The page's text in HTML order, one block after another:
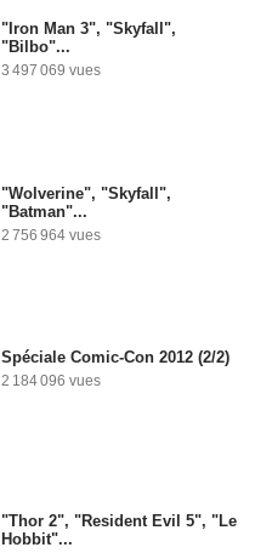
"Iron Man 3", "Skyfall",
"Bilbo"...
3 497 069 vues
"Wolverine", "Skyfall",
"Batman"...
2 756 964 vues
Spéciale Comic-Con 2012 (2/2)
2 184 096 vues
"Thor 2", "Resident Evil 5", "Le
Hobbit"...